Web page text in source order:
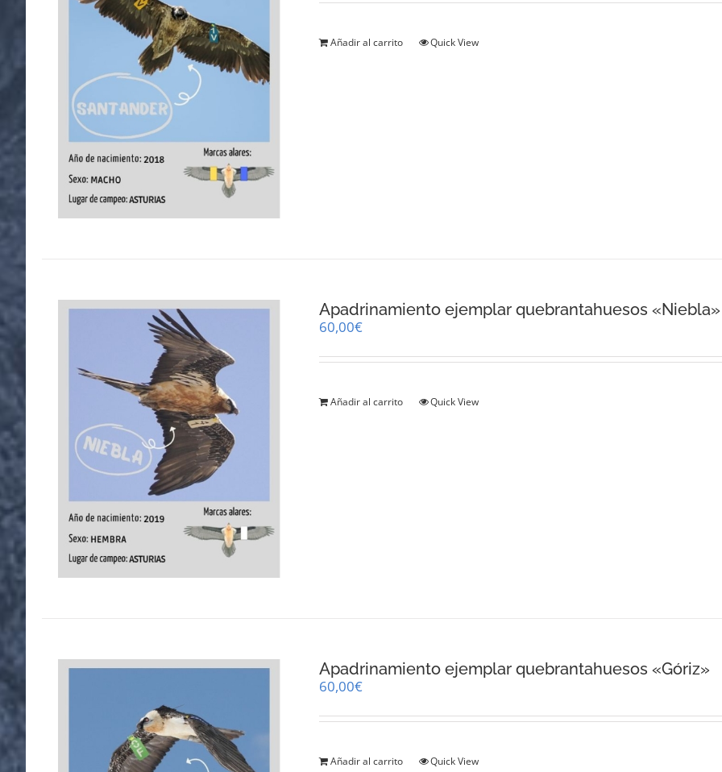
Añadir al carrito Quick View
Apadrinamiento ejemplar quebrantahuesos «Niebla»
60,00€
Añadir al carrito Quick View
Apadrinamiento ejemplar quebrantahuesos «Góriz»
60,00€
Añadir al carrito Quick View